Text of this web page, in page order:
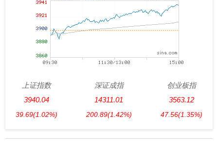
上证指数
3940.04
39.69(1.02%)
深证成指
14311.01
200.89(1.42%)
创业板指
3563.12
47.56(1.35%)